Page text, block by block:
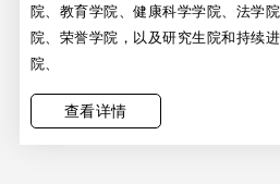
院、教育学院、健康科学学院、法学
院、荣誉学院，以及研究生院和持续
院、
查看详情